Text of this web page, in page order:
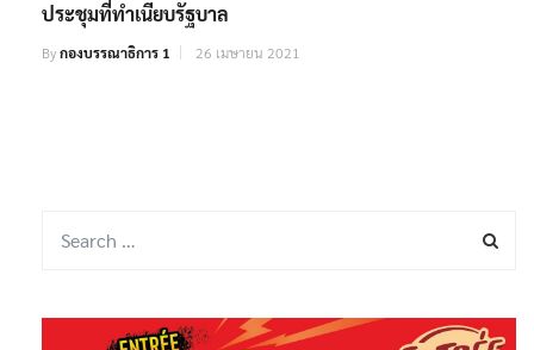
ประชุมที่ทำเนียบรัฐบาล
Byกองบรรณาธิการ 1 26 เมษายน 2021